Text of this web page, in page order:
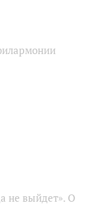
не выйдет». О